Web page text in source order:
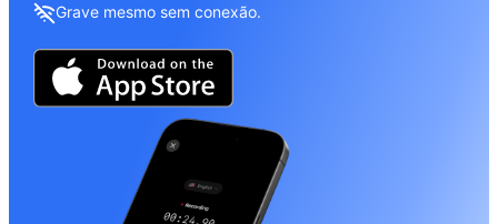
Grave mesmo sem conexão.